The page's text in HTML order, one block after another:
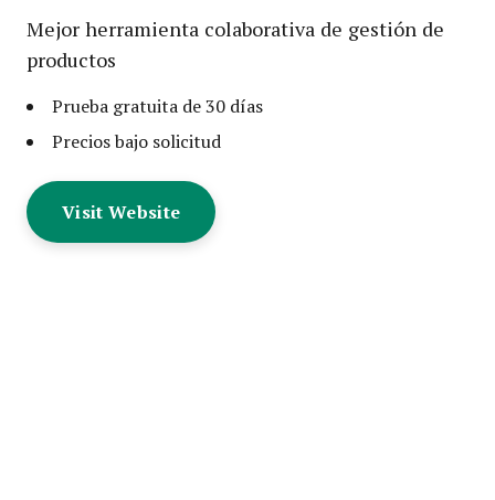
Mejor herramienta colaborativa de gestión de
productos
Prueba gratuita de 30 días
Precios bajo solicitud
Visit Website